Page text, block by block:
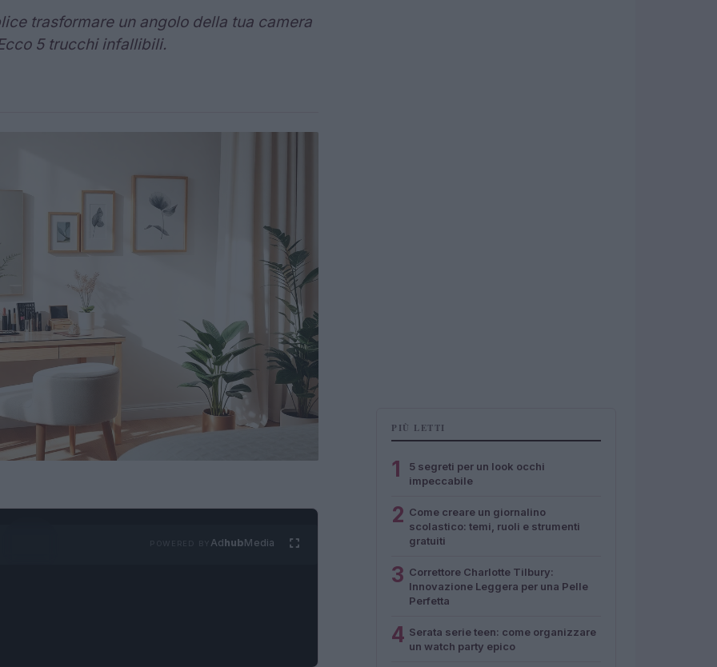
trasformare un angolo della tua camera
5 trucchi infallibili.
AdhubMedia
PIÙ LETTI
1
5 segreti per un look occhi
impeccabile
2 Come creare un giornalino
scolastico: temi, ruoli e strumenti
gratuiti
3 Correttore Charlotte Tilbury:
Innovazione Leggera per una Pelle
Perfetta
4 Serata serie teen: come organizzare
un watch party epico